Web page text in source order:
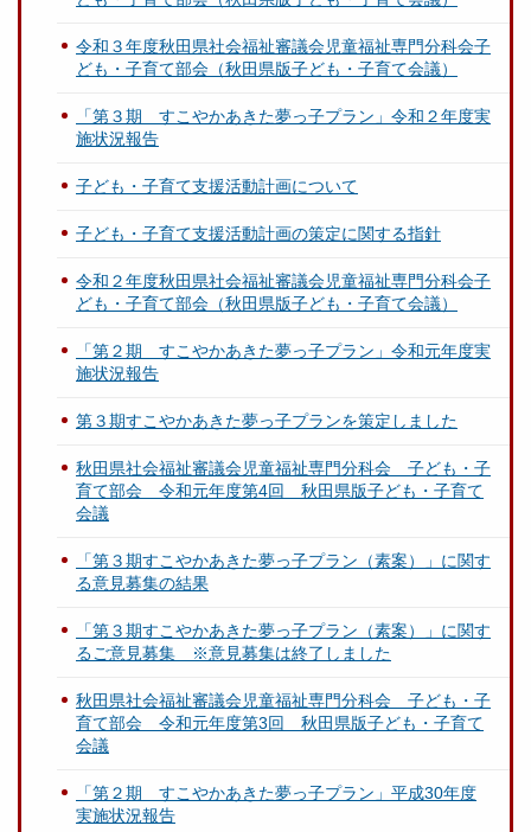
令和３年度秋田県社会福祉審議会児童福祉専門分科会子
ども・子育て部会（秋田県版子ども・子育て会議）
「第３期 すこやかあきた夢っ子プラン」令和２年度実
施状況報告
子ども・子育て支援活動計画について
子ども・子育て支援活動計画の策定に関する指針
令和２年度秋田県社会福祉審議会児童福祉専門分科会子
ども・子育て部会（秋田県版子ども・子育て会議）
「第２期 すこやかあきた夢っ子プラン」令和元年度実
施状況報告
第３期すこやかあきた夢っ子プランを策定しました
秋田県社会福祉審議会児童福祉専門分科会 子ども・子
育て部会 令和元年度第4回 秋田県版子ども・子育て
会議
「第３期すこやかあきた夢っ子プラン（素案）」に関す
る意見募集の結果
「第３期すこやかあきた夢っ子プラン（素案）」に関す
るご意見募集 ※意見募集は終了しました
秋田県社会福祉審議会児童福祉専門分科会 子ども・子
育て部会 令和元年度第3回 秋田県版子ども・子育て
会議
「第２期 すこやかあきた夢っ子プラン」平成30年度
実施状況報告